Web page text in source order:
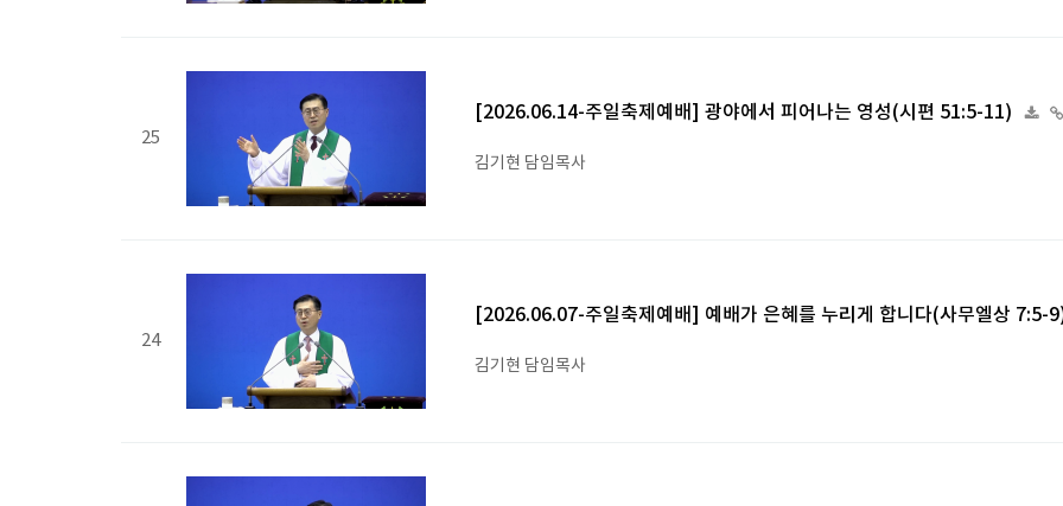
25
[2026.06.14-주일축제예배] 광야에서 피어나는 영성(시편 51:5-11)
김기현 담임목사
24
[2026.06.07-주일축제예배] 예배가 은혜를 누리게 합니다(사무엘상 7:5-
김기현 담임목사